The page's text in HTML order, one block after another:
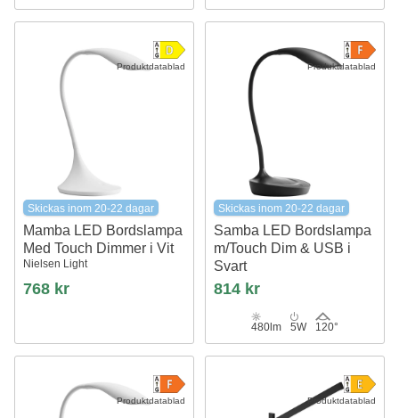
Produktdatablad
Skickas inom 20-22 dagar
Mamba LED Bordslampa
Med Touch Dimmer i Vit
Nielsen Light
768 kr
Produktdatablad
Skickas inom 20-22 dagar
Samba LED Bordslampa
m/Touch Dim & USB i
Svart
Nielsen Light
814 kr
480lm 5W 120°
Produktdatablad Produktdatablad